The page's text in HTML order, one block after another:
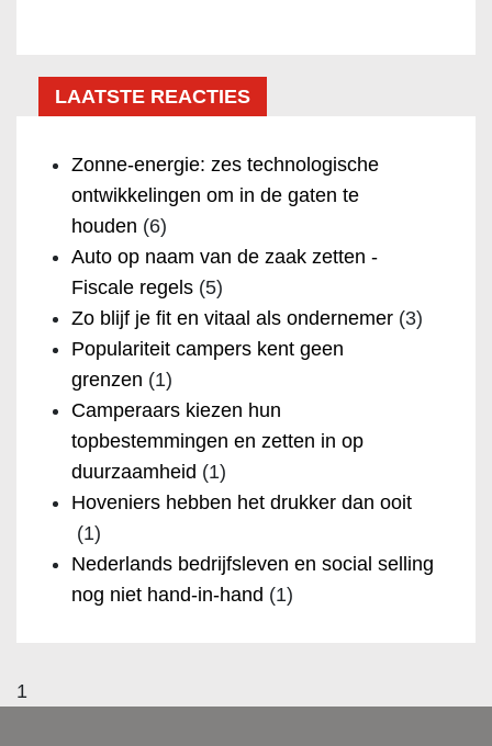
LAATSTE REACTIES
Zonne-energie: zes technologische
ontwikkelingen om in de gaten te
houden (6)
Auto op naam van de zaak zetten -
Fiscale regels (5)
Zo blijf je fit en vitaal als ondernemer (3)
Populariteit campers kent geen
grenzen (1)
Camperaars kiezen hun
topbestemmingen en zetten in op
duurzaamheid (1)
Hoveniers hebben het drukker dan ooit
(1)
Nederlands bedrijfsleven en social selling
nog niet hand-in-hand (1)
1